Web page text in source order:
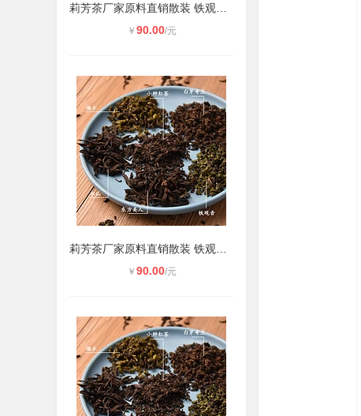
￥ 90.00/元
￥ 90.00/元